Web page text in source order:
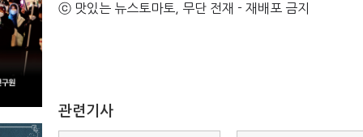
ⓒ 맛있는 뉴스토마토, 무단 전재 - 재배포 금지
관련기사